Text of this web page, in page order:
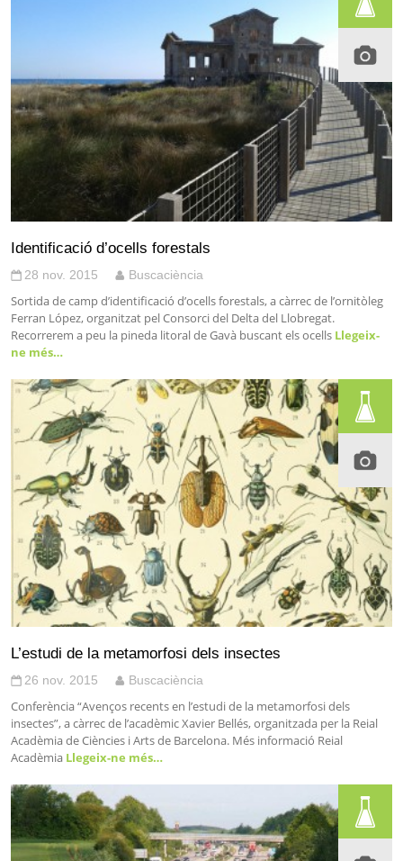
Identificació d’ocells forestals
28 nov. 2015 Buscaciència
Sortida de camp d’identificació d’ocells forestals, a càrrec de l’ornitòleg
Ferran López, organitzat pel Consorci del Delta del Llobregat.
Recorrerem a peu la pineda litoral de Gavà buscant els ocells Llegeix-
ne més…
L’estudi de la metamorfosi dels insectes
26 nov. 2015 Buscaciència
Conferència “Avenços recents en l’estudi de la metamorfosi dels
insectes”, a càrrec de l’acadèmic Xavier Bellés, organitzada per la Reial
Acadèmia de Ciències i Arts de Barcelona. Més informació Reial
Acadèmia Llegeix-ne més…